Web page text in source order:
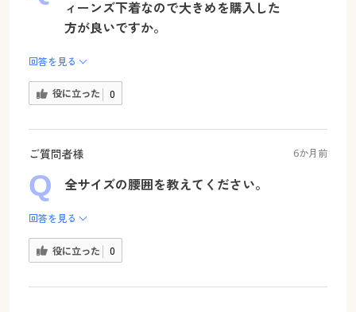
ィーンズ下着なので大きめを購入した
方が良いですか。
回答を見る
役に立った 0
ご質問者様 6か月前
全サイズの腰囲を教えてください。
回答を見る
役に立った 0